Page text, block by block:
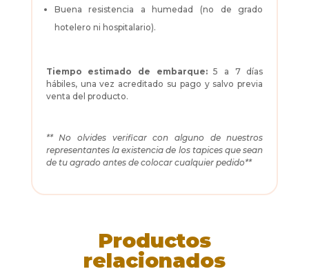
Buena resistencia a humedad (no de grado
hotelero ni hospitalario).
Tiempo estimado de embarque:5 a 7 días
hábiles, una vez acreditado su pago y salvo previa
venta del producto.
** No olvides verificar con alguno de nuestros
representantes la existencia de los tapices que sean
de tu agrado antes de colocar cualquier pedido**
Productos
relacionados